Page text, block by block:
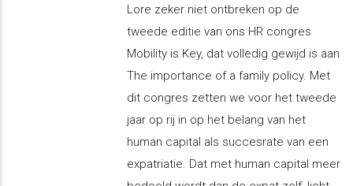
Lore zeker niet ontbreken op de
tweede editie van ons HR congres
Mobility is Key, dat volledig gewijd is aan
The importance of a family policy. Met
dit congres zetten we voor het tweede
jaar op rij in op het belang van het
human capital als succesrate van een
expatriatie. Dat met human capital meer